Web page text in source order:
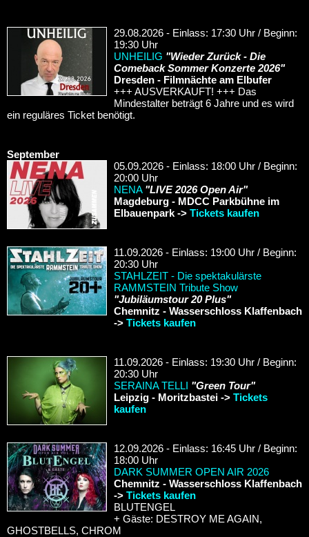
29.08.2026 - Einlass: 17:30 Uhr / Beginn:
19:30 Uhr
UNHEILIG "Wieder Zurück - Die
Comeback Sommer Konzerte 2026"
Dresden - Filmnächte am Elbufer
+++ AUSVERKAUFT! +++ Das
Mindestalter beträgt 6 Jahre und es wird
ein reguläres Ticket benötigt.
September
05.09.2026 - Einlass: 18:00 Uhr / Beginn:
20:00 Uhr
NENA "LIVE 2026 Open Air"
Magdeburg - MDCC Parkbühne im
Elbauenpark -> Tickets kaufen
11.09.2026 - Einlass: 19:00 Uhr / Beginn:
20:30 Uhr
STAHLZEIT - Die spektakulärste
RAMMSTEIN Tribute Show
"Jubiläumstour 20 Plus"
Chemnitz - Wasserschloss Klaffenbach
-> Tickets kaufen
11.09.2026 - Einlass: 19:30 Uhr / Beginn:
20:30 Uhr
SERAINA TELLI "Green Tour"
Leipzig - Moritzbastei -> Tickets
kaufen
12.09.2026 - Einlass: 16:45 Uhr / Beginn:
18:00 Uhr
DARK SUMMER OPEN AIR 2026
Chemnitz - Wasserschloss Klaffenbach
-> Tickets kaufen
BLUTENGEL
+ Gäste: DESTROY ME AGAIN,
GHOSTBELLS, CHROM